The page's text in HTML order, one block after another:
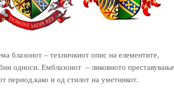
блазонот – техничкиот опис на елементите,
односи. Емблазонот – ликовното преставување
период,како и од стилот на уметникот.